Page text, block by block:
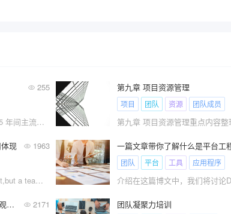
255
本研究系统性地分析了 2016 年至 2025 年间主流后端架构范式的演进轨迹。
第九章 项目资源管理
项目 团队 资源 团队成员
第九章 项目资源管理重点内容整
现 1963
贝尔宾博士说：No individual is perfect,but a team can be！意思是说：没有完美的个人，但有完美的团队！
团队 平台 工具 应用程序
管理3.0实战手册（第七章 可视化价值观，给团队起名） 2171 团队凝聚力培训